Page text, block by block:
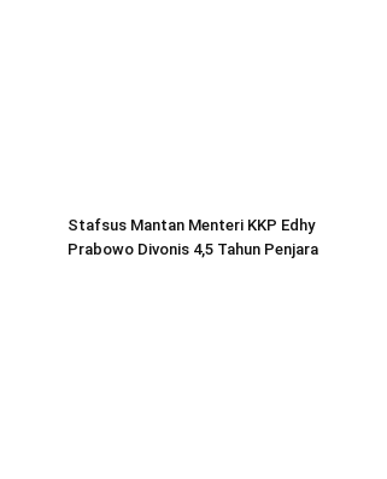
Stafsus Mantan Menteri KKP Edhy
Prabowo Divonis 4,5 Tahun Penjara